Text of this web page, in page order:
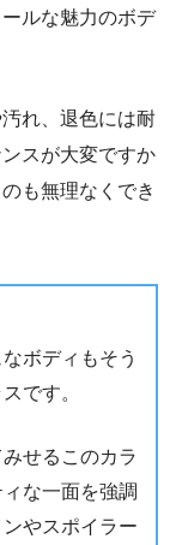
ルな魅力のボデ
れ、退色には耐
スが大変ですか
も無理なくでき
ボディもそう
です。
せるこのカラ
な一面を強調
やスポイラー